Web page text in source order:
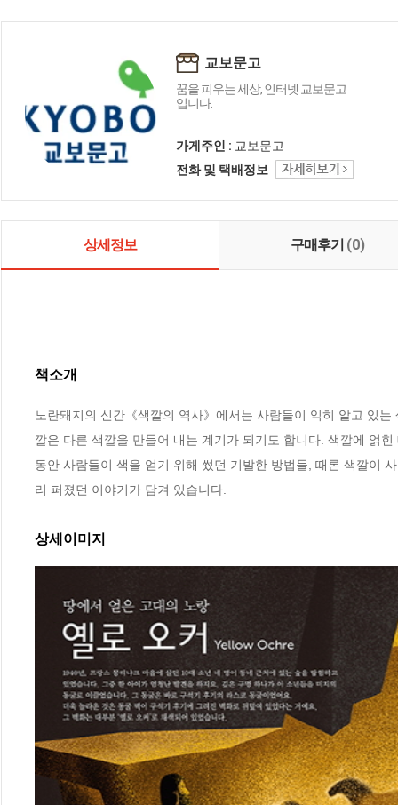
교보문고
꿈을 피우는 세상, 인터넷 교보문고
입니다.
가게주인 : 교보문고
전화 및 택배정보
상세정보 구매후기 (0)
책소개
노란돼지의 신간《색깔의 역사》에서는 사람들이 익히 알고 있
깔은 다른 색깔을 만들어 내는 계기가 되기도 합니다. 색깔에 얽
동안 사람들이 색을 얻기 위해 썼던 기발한 방법들, 때론 색깔이
리 퍼졌던 이야기가 담겨 있습니다.
상세이미지